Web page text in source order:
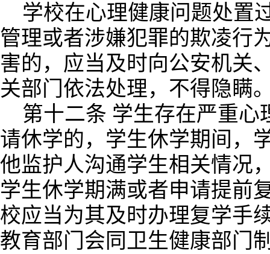
学校在心理健康问题处置
管理或者涉嫌犯罪的欺凌行
害的，应当及时向公安机关
关部门依法处理，不得隐瞒
第十二条 学生存在严重
请休学的，学生休学期间，
他监护人沟通学生相关情况
学生休学期满或者申请提前
校应当为其及时办理复学手
教育部门会同卫生健康部门